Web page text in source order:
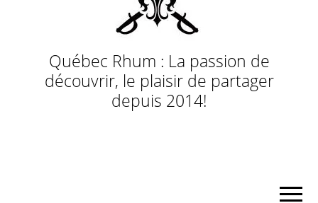
Québec Rhum : La passion de
découvrir, le plaisir de partager
depuis 2014!